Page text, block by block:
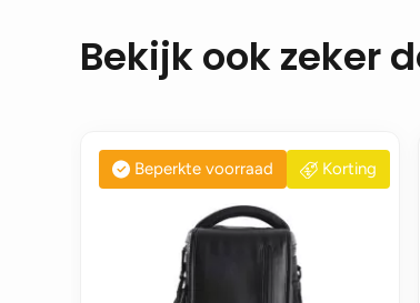
Bekijk ook zeker
Beperkte voorraad Korting